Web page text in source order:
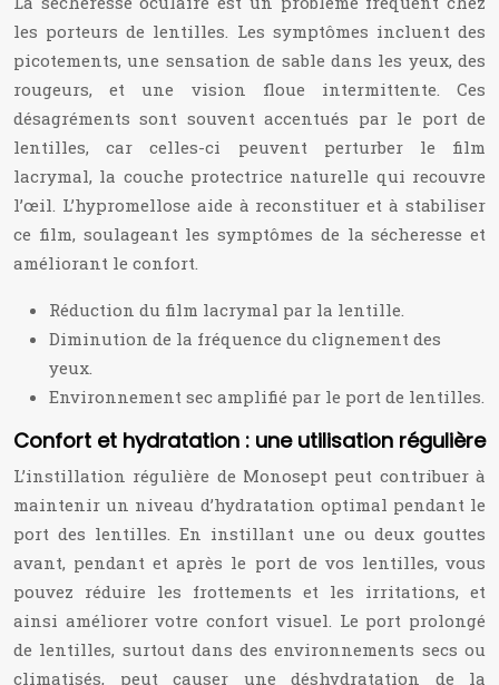
les porteurs de lentilles. Les symptômes incluent des
picotements, une sensation de sable dans les yeux, des
rougeurs, et une vision floue intermittente. Ces
désagréments sont souvent accentués par le port de
lentilles, car celles-ci peuvent perturber le film
lacrymal, la couche protectrice naturelle qui recouvre
l’œil. L’hypromellose aide à reconstituer et à stabiliser
ce film, soulageant les symptômes de la sécheresse et
améliorant le confort.
Réduction du film lacrymal par la lentille.
Diminution de la fréquence du clignement des
yeux.
Environnement sec amplifié par le port de lentilles.
Confort et hydratation : une utilisation régulière
L’instillation régulière de Monosept peut contribuer à
maintenir un niveau d’hydratation optimal pendant le
port des lentilles. En instillant une ou deux gouttes
avant, pendant et après le port de vos lentilles, vous
pouvez réduire les frottements et les irritations, et
ainsi améliorer votre confort visuel. Le port prolongé
de lentilles, surtout dans des environnements secs ou
climatisés, peut causer une déshydratation de la